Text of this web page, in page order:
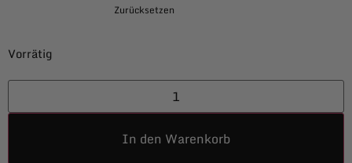
Zurücksetzen
Vorrätig
In den Warenkorb